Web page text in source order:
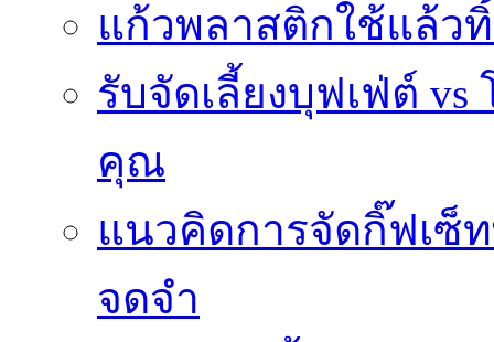
แก้วพลาสติกใช้แล้ว
รับจัดเลี้ยงบุฟเฟ่ต์
คุณ
แนวคิดการจัดกิ๊ฟเซ็
จดจำ